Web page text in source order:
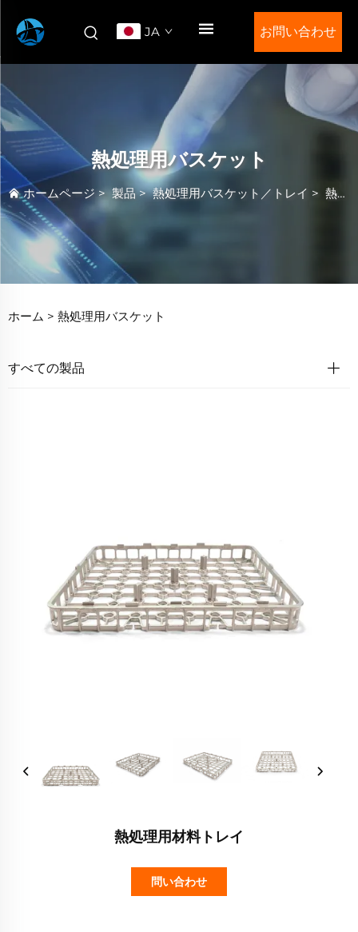
JA お問い合わせ
熱処理用バスケット
ホームページ>製品>熱処理用バスケット／トレイ > 熱処理用バスケット
ホーム > 熱処理用バスケット
すべての製品
熱処理用材料トレイ
問い合わせ